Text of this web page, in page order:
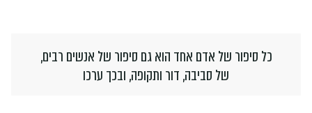
כל סיפור של אדם אחד הוא גם סיפור של אנשים רבים,
של סביבה, דור ותקופה, ובכך ערכו